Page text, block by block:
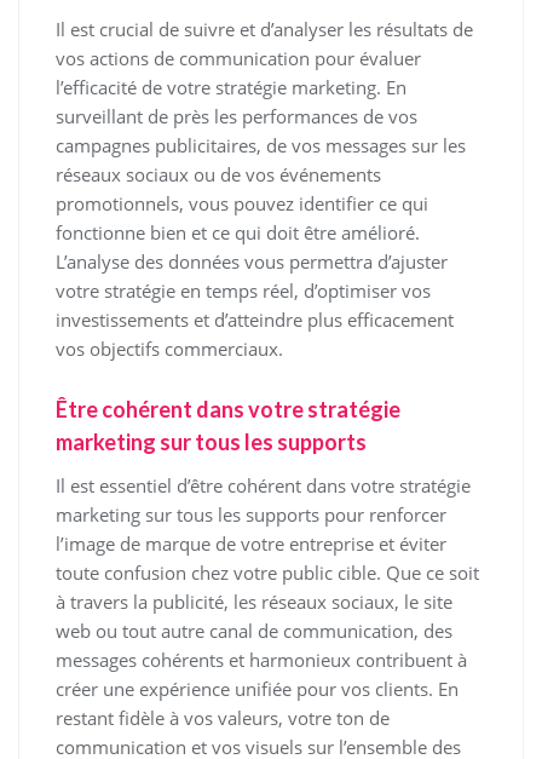
Il est crucial de suivre et d’analyser les résultats de
vos actions de communication pour évaluer
l’efficacité de votre stratégie marketing. En
surveillant de près les performances de vos
campagnes publicitaires, de vos messages sur les
réseaux sociaux ou de vos événements
promotionnels, vous pouvez identifier ce qui
fonctionne bien et ce qui doit être amélioré.
L’analyse des données vous permettra d’ajuster
votre stratégie en temps réel, d’optimiser vos
investissements et d’atteindre plus efficacement
vos objectifs commerciaux.
Être cohérent dans votre stratégie
marketing sur tous les supports
Il est essentiel d’être cohérent dans votre stratégie
marketing sur tous les supports pour renforcer
l’image de marque de votre entreprise et éviter
toute confusion chez votre public cible. Que ce soit
à travers la publicité, les réseaux sociaux, le site
web ou tout autre canal de communication, des
messages cohérents et harmonieux contribuent à
créer une expérience unifiée pour vos clients. En
restant fidèle à vos valeurs, votre ton de
communication et vos visuels sur l’ensemble des